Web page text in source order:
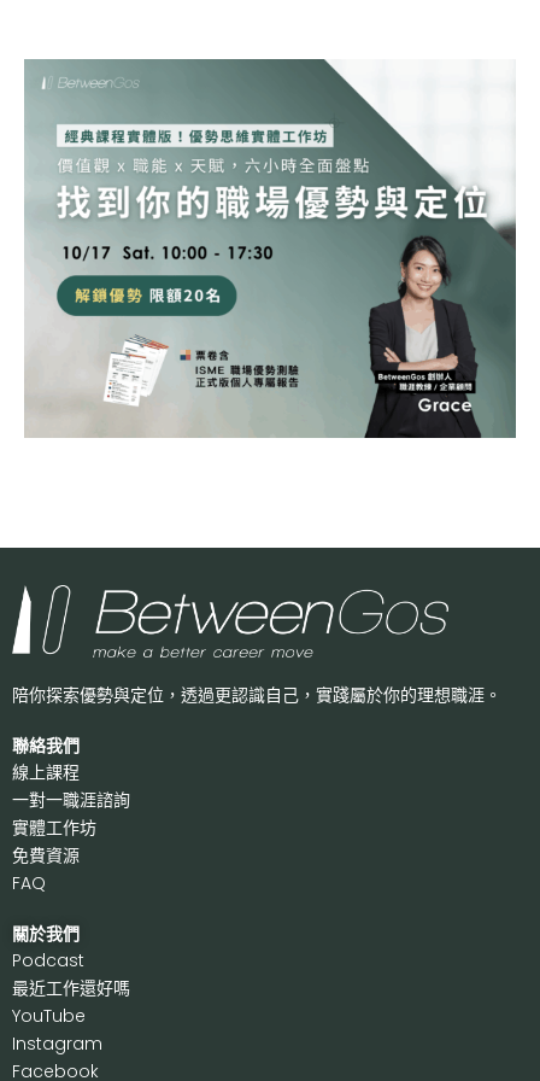
陪你探索優勢與定位，透過更認識自己， 實踐屬於你的理想職涯。
聯絡我們
線上課程
一對一職涯諮詢
實體工作坊
免費資源
FAQ
關於我們
Podcast
最近工作還好嗎
YouTube
Instagram
Facebook